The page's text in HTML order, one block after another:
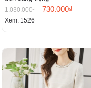
1.030.000₫ 730.000₫
Xem: 1526